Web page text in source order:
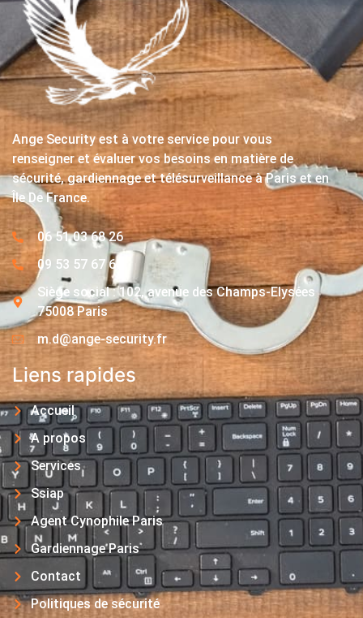
Ange Security est à votre service pour vous
renseigner et évaluer vos besoins en matière de
sécurité, gardiennage et télésurveillance à Paris et en
Île De France.
06 51 03 68 26
09 53 57 67 63
Siège social : 102, avenue des Champs-Elysées
75008 Paris
m.d@ange-security.fr
Liens rapides
Accueil
A propos
Services
Ssiap
Agent Cynophile Paris
Gardiennage Paris
Contact
Politiques de sécurité